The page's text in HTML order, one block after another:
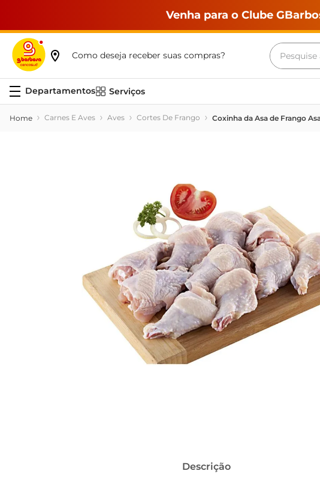
Venha para o Clube
Como deseja receber suas compras?
Pesquise
Serviços
Carnes E Aves Aves Cortes De Frango Coxinha da Asa de Frango
Descrição
Termos
leite
vinho
leite
tv